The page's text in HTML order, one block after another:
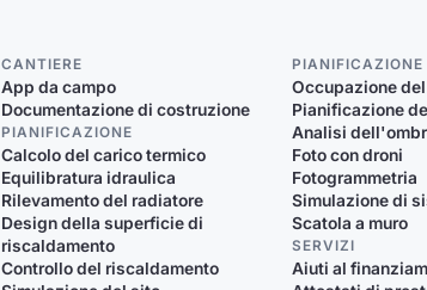
CANTIERE
App da campo
Documentazione di costruzione
PIANIFICAZIONE
Calcolo del carico termico
Equilibratura idraulica
Rilevamento del radiatore
Design della superficie di
riscaldamento
Controllo del riscaldamento
PIANIFICAZIONE
Occupazione
Pianificazione
Analisi
Foto con droni
Fotogrammetria
Simulazione di
Scatola a muro
SERVIZI
Aiuti al